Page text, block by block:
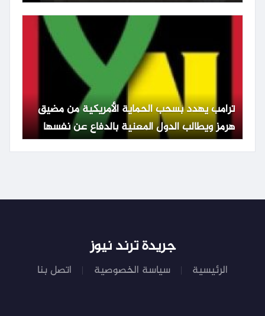
ترامب يهدد بسحب الحماية الأمريكية من مضيق
هرمز ويطالب الدول المعنية بالدفاع عن نفسها
جريدة ترند نيوز
الرئيسية سياسة الخصوصية اتصل بنا